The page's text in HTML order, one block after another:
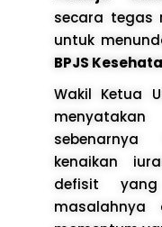
secara tegas
untuk
BPJS
Wakil Ketua
kenaikan
defisit